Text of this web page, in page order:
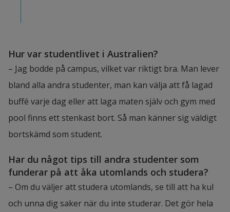
Hur var studentlivet i Australien?
– Jag bodde på campus, vilket var riktigt bra. Man lever
bland alla andra studenter, man kan välja att få lagad
buffé varje dag eller att laga maten själv och gym med
pool finns ett stenkast bort. Så man känner sig väldigt
bortskämd som student.
Har du något tips till andra studenter som
funderar på att åka utomlands och studera?
– Om du väljer att studera utomlands, se till att ha kul
och unna dig saker när du inte studerar. Det gör hela